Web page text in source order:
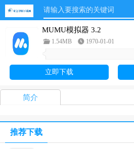
MUMU模拟器 3.2
1.54MB 1970-01-01
立即下载
简介
推荐下载